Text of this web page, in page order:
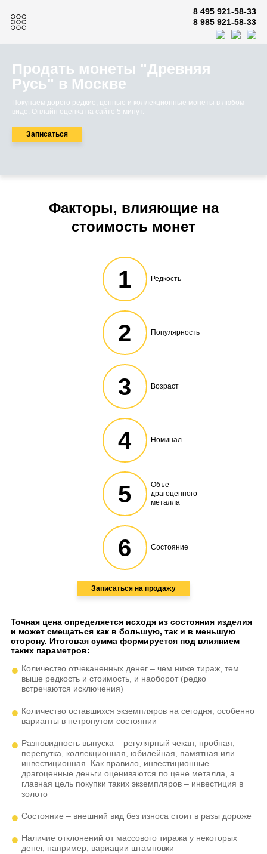
8 495 921-58-33
8 985 921-58-33
Продать монеты "Древняя
Русь" в Москве
Покупаем дорого редкие, ценные и коллекционные монеты в любом
виде. Онлайн оценка на сайте 5 минут.
Записаться
Факторы, влияющие на
стоимость монет
1 Редкость
2 Популярность
3 Возраст
4 Номинал
5
Объе
драгоценного
металла
6 Состояние
Записаться на продажу
Точная цена определяется исходя из состояния изделия
и может смещаться как в большую, так и в меньшую
сторону. Итоговая сумма формируется под влиянием
таких параметров:
Количество отчеканенных денег – чем ниже тираж, тем
выше редкость и стоимость, и наоборот (редко
встречаются исключения)
Количество оставшихся экземпляров на сегодня, особенно
варианты в нетронутом состоянии
Разновидность выпуска – регулярный чекан, пробная,
перепутка, коллекционная, юбилейная, памятная или
инвестиционная. Как правило, инвестиционные
драгоценные деньги оцениваются по цене металла, а
главная цель покупки таких экземпляров – инвестиция в
золото
Состояние – внешний вид без износа стоит в разы дороже
Наличие отклонений от массового тиража у некоторых
денег, например, вариации штамповки